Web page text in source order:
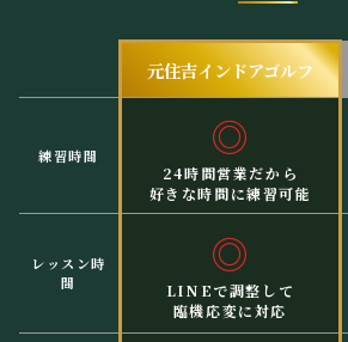
元住吉インドアゴルフ
練習時間 ◎
24時間営業だから
好きな時間に練習可能
レッスン時
間
◎
LINEで調整して
臨機応変に対応